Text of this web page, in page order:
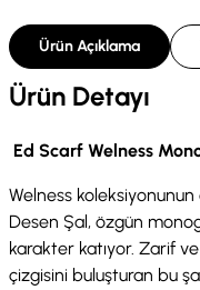
Ürün Açıklama
Ürün Detayı
Ed Scarf Welness
Welness
Desen Şal, özgün
karakter katıyor. Zarif
çizgisini buluşturan bu